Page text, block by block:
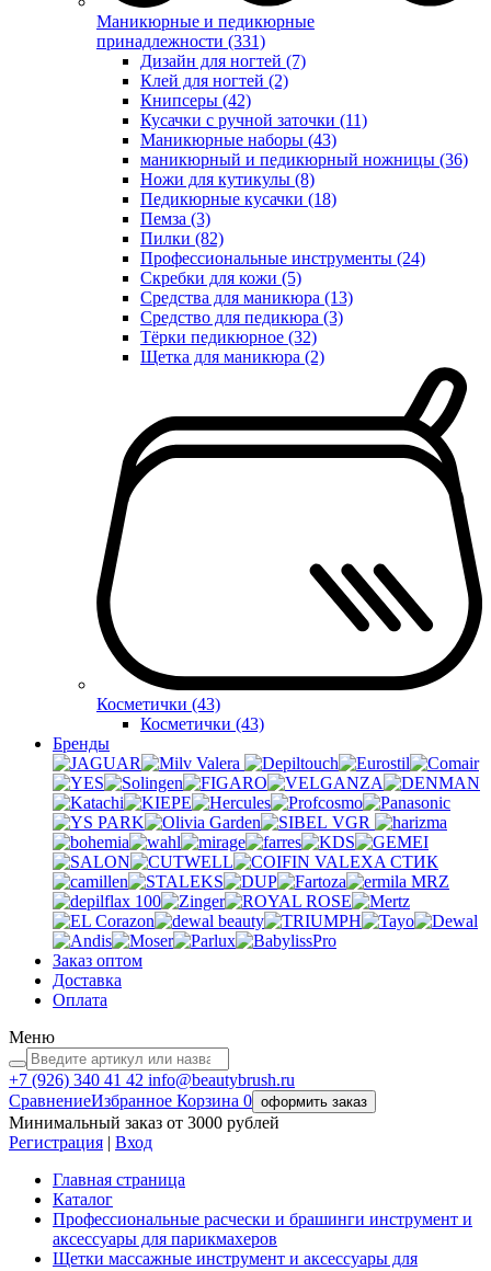
Маникюрные и педикюрные
принадлежности (331)
Дизайн для ногтей (7)
Клей для ногтей (2)
Книпсеры (42)
Кусачки с ручной заточки (11)
Маникюрные наборы (43)
маникюрный и педикюрный ножницы (36)
Ножи для кутикулы (8)
Педикюрные кусачки (18)
Пемза (3)
Пилки (82)
Профессиональные инструменты (24)
Скребки для кожи (5)
Средства для маникюра (13)
Средство для педикюра (3)
Тёрки педикюрное (32)
Щетка для маникюра (2)
Косметички (43)
Косметички (43)
Бренды
Valera
VGR
VALEXA СТИК
MRZ
Заказ оптом
Доставка
Оплата
Меню
+7 (926) 340 41 42 info@beautybrush.ru
СравнениеИзбранное Корзина 0 оформить заказ
Минимальный заказ от 3000 рублей
Регистрация | Вход
Главная страница
Каталог
Профессиональные расчески и брашинги инструмент и
аксессуары для парикмахеров
Щетки массажные инструмент и аксессуары для